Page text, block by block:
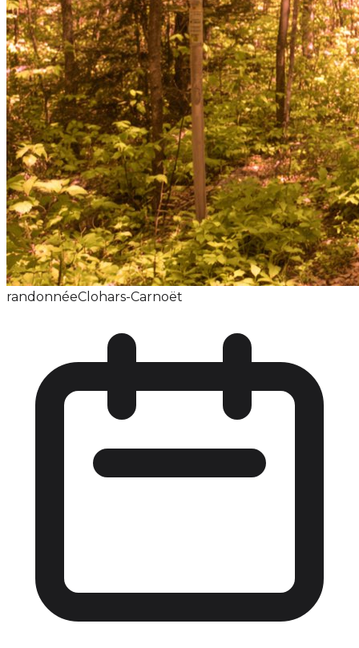
randonnéeClohars-Carnoët